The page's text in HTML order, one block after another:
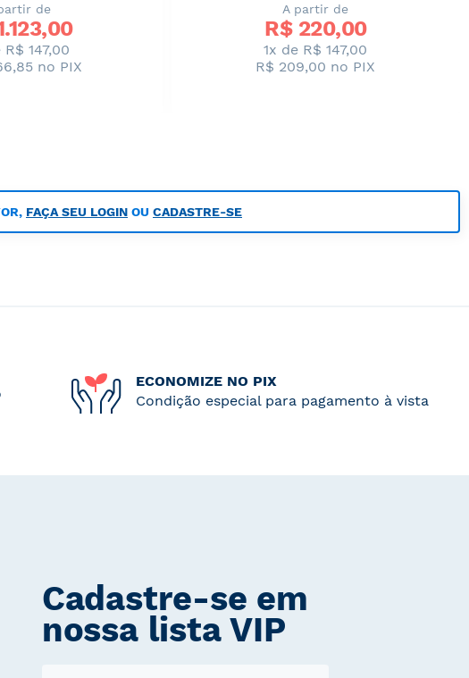
de
R$ 147,00
no PIX
A partir de
R$ 220,00
1x de R$ 147,00
R$ 209,00 no PIX
FAÇA SEU LOGIN OU CADASTRE-SE
ECONOMIZE NO PIX
Condição especial para pagamento à vista
Cadastre-se em
nossa lista VIP